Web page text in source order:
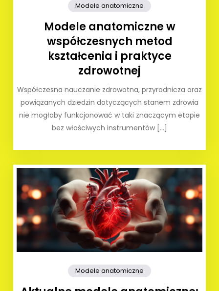
Modele anatomiczne
Modele anatomiczne w
współczesnych metod
kształcenia i praktyce
zdrowotnej
Współczesna nauczanie zdrowotna, przyrodnicza oraz
powiązanych dziedzin dotyczących stanem zdrowia
nie mogłaby funkcjonować w taki znaczącym etapie
bez właściwych instrumentów […]
Modele anatomiczne